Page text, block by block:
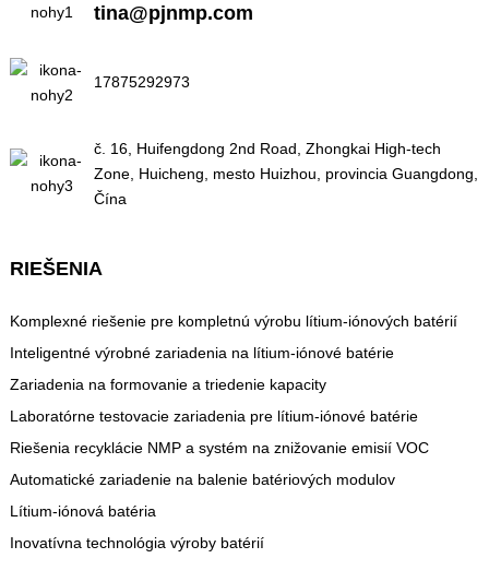
tina@pjnmp.com
17875292973
č. 16, Huifengdong 2nd Road, Zhongkai High-tech
Zone, Huicheng, mesto Huizhou, provincia Guangdong,
Čína
RIEŠENIA
Komplexné riešenie pre kompletnú výrobu lítium-iónových batérií
Inteligentné výrobné zariadenia na lítium-iónové batérie
Zariadenia na formovanie a triedenie kapacity
Laboratórne testovacie zariadenia pre lítium-iónové batérie
Riešenia recyklácie NMP a systém na znižovanie emisií VOC
Automatické zariadenie na balenie batériových modulov
Lítium-iónová batéria
Inovatívna technológia výroby batérií